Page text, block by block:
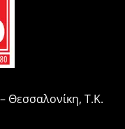
Θεσσαλονίκη, Τ.Κ.